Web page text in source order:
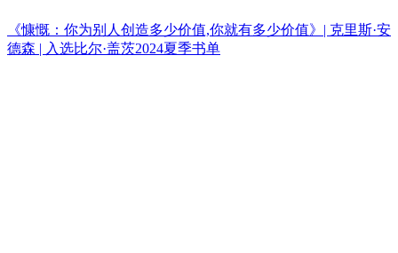
《慷慨：你为别人创造多少价值,你就有多少价值》| 克里斯·安
德森 | 入选比尔·盖茨2024夏季书单